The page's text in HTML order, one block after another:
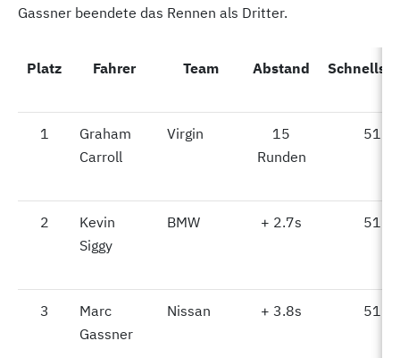
Gassner beendete das Rennen als Dritter.
Platz Fahrer Team Abstand
1
Graham
Carroll
Virgin
15
Runden
2
Kevin
Siggy
BMW + 2.7s
3
Marc
Gassner
Nissan + 3.8s
Platz
1
2
3